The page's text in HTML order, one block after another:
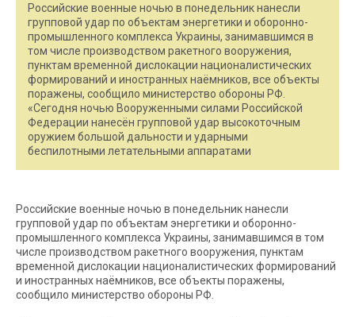
Российские военные ночью в понедельник нанесли
групповой удар по объектам энергетики и оборонно-
промышленного комплекса Украины, занимавшимся в
том числе производством ракетного вооружения,
пунктам временной дислокации националистических
формирований и иностранных наёмников, все объекты
поражены, сообщило министерство обороны РФ.
«Сегодня ночью Вооруженными силами Российской
Федерации нанесён групповой удар высокоточным
оружием большой дальности и ударными
беспилотными летательными аппаратами
Российские военные ночью в понедельник нанесли
групповой удар по объектам энергетики и оборонно-
промышленного комплекса Украины, занимавшимся в том
числе производством ракетного вооружения, пунктам
временной дислокации националистических формирований
и иностранных наёмников, все объекты поражены,
сообщило министерство обороны РФ.